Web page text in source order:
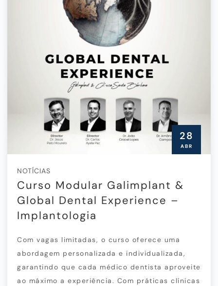
28
ABR
NOTÍCIAS
Curso Modular Galimplant &
Global Dental Experience –
Implantologia
Com vagas limitadas, o curso oferece uma
abordagem personalizada e individualizada,
garantindo que cada médico dentista aproveite
ao máximo a experiência. Com práticas clínicas